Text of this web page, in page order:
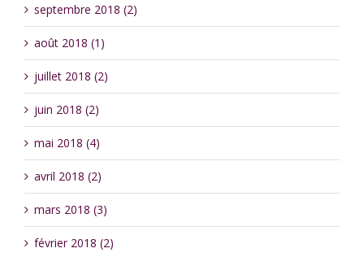
septembre 2018 (2)
août 2018 (1)
juillet 2018 (2)
juin 2018 (2)
mai 2018 (4)
avril 2018 (2)
mars 2018 (3)
février 2018 (2)